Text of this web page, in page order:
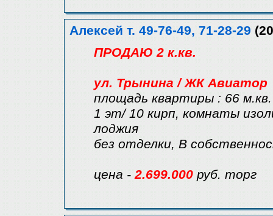
Алексей т. 49-76-49, 71-28-29
ПРОДАЮ 2 к.кв.
ул. Трынина / ЖК Авиатор
площадь квартиры : 66 м.кв.
1 эт/ 10 кирп, комнаты
лоджия
без отделки, В
цена -2.699.000 руб. торг